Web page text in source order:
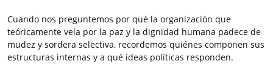
Cuando nos preguntemos por qué la organización que
teóricamente vela por la paz y la dignidad humana padece de
mudez y sordera selectiva, recordemos quiénes componen sus
estructuras internas y a qué ideas políticas responden.